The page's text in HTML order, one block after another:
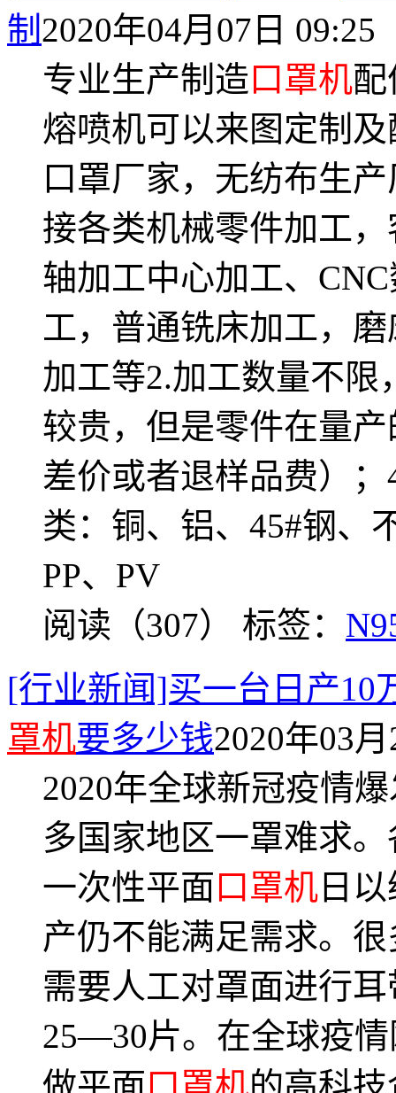
制 2020年04月07日 09:25
专业生产制造 口罩机配
熔喷机可以来图定制
口罩厂家，无纺布生
接各类机械零件加工
轴加工中心加工、
工，普通铣床加工，
加工等2.加工数量不
较贵，但是零件在量
差价或者退样品费）
类：铜、铝、45#钢、
PP、PV
阅读（307） 标签：
[行业新闻]买一台日产10
罩机要多少钱2020年03
2020年全球新冠疫情
多国家地区一罩难求
一次性平面 口罩机 日
产仍不能满足需求。
需要人工对罩面进行
25—30片。在全球疫
做平面 口罩机的高科